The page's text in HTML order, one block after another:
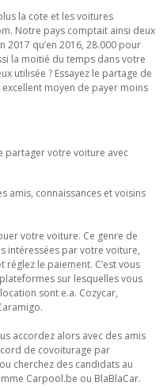
la cote et les voitures
Notre pays comptait ainsi deux
qu’en 2016, 28.000 pour
la moitié du temps dans votre
utilisée ? Essayez le partage de
excellent moyen de payer moins
partager votre voiture avec
amis, connaissances et voisins
votre voiture. Ce genre de
intéressées par votre voiture,
le paiement. C’est vous
sur lesquelles vous
sont e.a. Cozycar,
accordez alors avec des amis
de covoiturage par
cherchez des candidats au
Carpool.be ou BlaBlaCar.